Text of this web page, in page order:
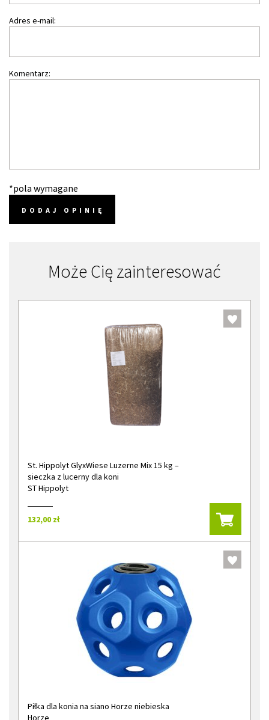
Adres e-mail:
Komentarz:
*pola wymagane
DODAJ OPINIĘ
Może Cię zainteresować
St. Hippolyt GlyxWiese Luzerne Mix 15 kg –
sieczka z lucerny dla koni
ST Hippolyt
132,00 zł
Piłka dla konia na siano Horze niebieska